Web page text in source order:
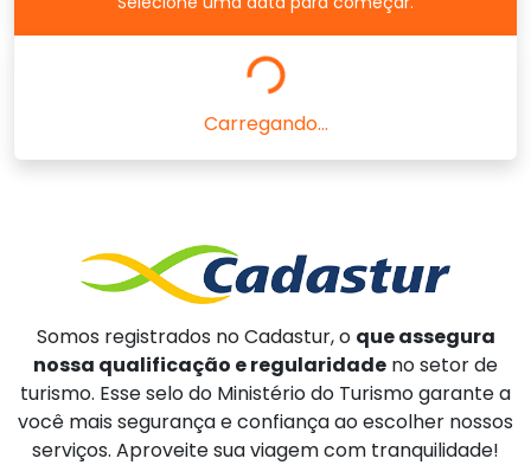
Carregando...
Somos registrados no Cadastur, o que assegura
nossa qualificação e regularidade no setor de
turismo. Esse selo do Ministério do Turismo garante a
você mais segurança e confiança ao escolher nossos
serviços. Aproveite sua viagem com tranquilidade!